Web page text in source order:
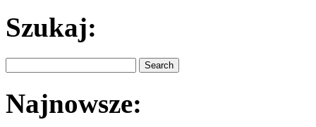
Szukaj:
Najnowsze: